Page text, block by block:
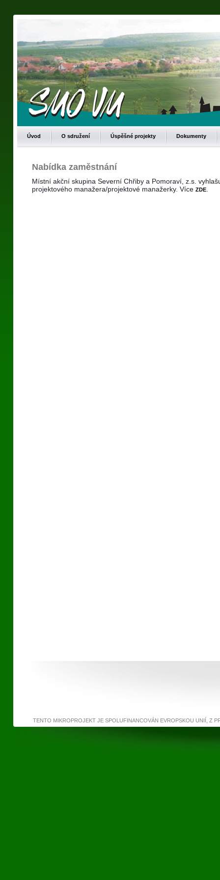
Úvod O sdružení Úspěšné projekty Dokumenty
Nabídka zaměstnání
Místní akční skupina Severní Chřiby a Pomoraví, z.s.
projektového manažera/projektové manažerky. Více ZDE
TENTO MIKROPROJEKT JE SPOLUFINANCOVÁN EVROPSKOU UNIÍ, Z